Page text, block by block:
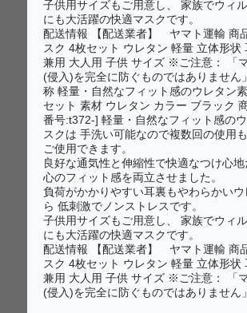
子供用サイズもご用意し、 家族でウィ
にも大活躍の快適マスクです。
配送情報 【配送業者】 ヤマト運輸 商
スク 4枚セット ウレタン 軽量 立体形状
兼用 大人用 子供 サイズ ※ご注意： 「
(侵入)を完全に防ぐものではありません
称 軽量・自然なフィット感のウレタン
セット 素材 ウレタン カラー ブラック
番号:t372-] 軽量・自然なフィット感の
スクは 手洗い可能なので複数回の使用
ご使用できます。
良好な通気性と伸縮性で快適なつけ心
心のフィット感を両立させました。
負荷がかかりやすい耳裏もやわらかい
ら 低刺激でノンストレスです。
子供用サイズもご用意し、 家族でウィ
にも大活躍の快適マスクです。
配送情報 【配送業者】 ヤマト運輸 商
スク 4枚セット ウレタン 軽量 立体形状
兼用 大人用 子供 サイズ ※ご注意： 「
(侵入)を完全に防ぐものではありません」